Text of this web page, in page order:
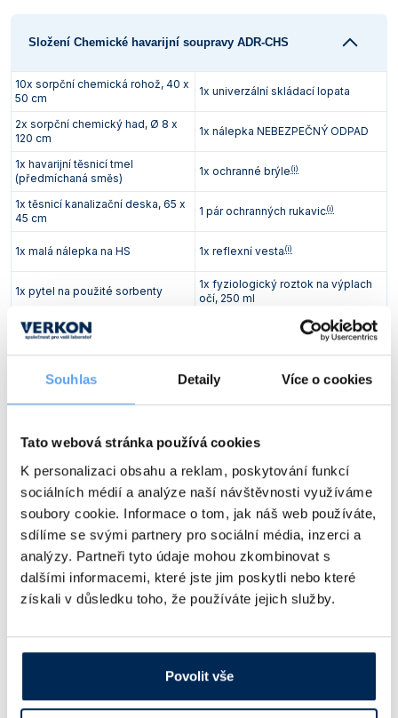
Souhlas Detaily Více o cookies
Tato webová stránka používá cookies
K personalizaci obsahu a reklam, poskytování funkcí
sociálních médií a analýze naší návštěvnosti využíváme
soubory cookie. Informace o tom, jak náš web používáte,
sdílíme se svými partnery pro sociální média, inzerci a
analýzy. Partneři tyto údaje mohou zkombinovat s
dalšími informacemi, které jste jim poskytli nebo které
získali v důsledku toho, že používáte jejich služby.
Povolit vše
Složení Chemické havarijní soupravy ADR-CHS
10x sorpční chemická rohož, 40 x
50 cm
1x univerzální skládací lopata
2x sorpční chemický had, Ø 8 x
120 cm
1x nálepka NEBEZPEČNÝ ODPAD
1x havarijní těsnicí tmel
(předmíchaná směs)
1x ochranné brýle(i)
1x těsnicí kanalizační deska, 65 x
45 cm
1 pár ochranných rukavic(i)
1x malá nálepka na HS 1x reflexní vesta(i)
1x pytel na použité sorbenty
1x fyziologický roztok na výplach
očí, 250 ml
1x skládací kbelík
1x nejiskřivá svítilna včetně
2x výstražný trojúhelník 1x pevná taška se zipem
Podrobnější informace k jednotlivým produktům naleznete
Popis
Chemická havarijní souprava ADR-CHS
Obj. číslo: 200 490 149 381
Dostupnost:
3 190 Kč/ ks
Ceny jsou uvedeny v Kč bez DPH.
Zkumavky
Zkumavky a stojany
Vlastnosti plastů
měření prostředí (klimatu)
Vlhkostní analyzátory - váhy sušicí
Viskozimetry